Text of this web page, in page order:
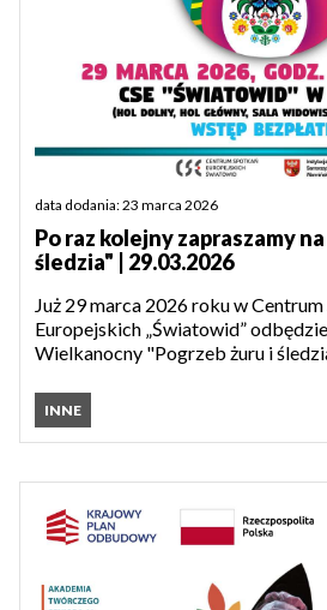
data dodania: 23 marca 2026
Po raz kolejny zapraszamy
śledzia" | 29.03.2026
Już 29 marca 2026 roku w
Europejskich „Światowid”
Wielkanocny "Pogrzeb żuru i
INNE